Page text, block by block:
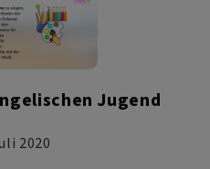
Jugend
2020